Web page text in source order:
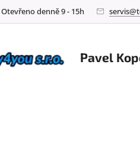
Otevřeno denně 9 - 15h
Pavel